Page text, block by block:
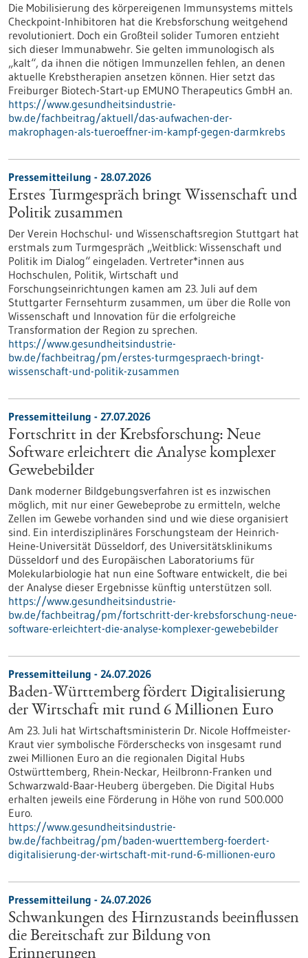
Die Mobilisierung des körpereigenen Immunsystems mittels
Checkpoint-Inhibitoren hat die Krebsforschung weitgehend
revolutioniert. Doch ein Großteil solider Tumoren entzieht
sich dieser Immunabwehr. Sie gelten immunologisch als
„kalt“, da ihnen die nötigen Immunzellen fehlen, an denen
aktuelle Krebstherapien ansetzen können. Hier setzt das
Freiburger Biotech-Start-up EMUNO Therapeutics GmbH an.
https://www.gesundheitsindustrie-
bw.de/fachbeitrag/aktuell/das-aufwachen-der-
makrophagen-als-tueroeffner-im-kampf-gegen-darmkrebs
Pressemitteilung - 28.07.2026
Erstes Turmgespräch bringt Wissenschaft und
Politik zusammen
Der Verein Hochschul- und Wissenschaftsregion Stuttgart hat
erstmals zum Turmgespräch „Weitblick: Wissenschaft und
Politik im Dialog“ eingeladen. Vertreter*innen aus
Hochschulen, Politik, Wirtschaft und
Forschungseinrichtungen kamen am 23. Juli auf dem
Stuttgarter Fernsehturm zusammen, um über die Rolle von
Wissenschaft und Innovation für die erfolgreiche
Transformation der Region zu sprechen.
https://www.gesundheitsindustrie-
bw.de/fachbeitrag/pm/erstes-turmgespraech-bringt-
wissenschaft-und-politik-zusammen
Pressemitteilung - 27.07.2026
Fortschritt in der Krebsforschung: Neue
Software erleichtert die Analyse komplexer
Gewebebilder
Dank moderner Bildgebungsverfahren ist es inzwischen
möglich, mit nur einer Gewebeprobe zu ermitteln, welche
Zellen im Gewebe vorhanden sind und wie diese organisiert
sind. Ein interdisziplinäres Forschungsteam der Heinrich-
Heine-Universität Düsseldorf, des Universitätsklinikums
Düsseldorf und des Europäischen Laboratoriums für
Molekularbiologie hat nun eine Software entwickelt, die bei
der Analyse dieser Ergebnisse künftig unterstützen soll.
https://www.gesundheitsindustrie-
bw.de/fachbeitrag/pm/fortschritt-der-krebsforschung-neue-
software-erleichtert-die-analyse-komplexer-gewebebilder
Pressemitteilung - 24.07.2026
Baden-Württemberg fördert Digitalisierung
der Wirtschaft mit rund 6 Millionen Euro
Am 23. Juli hat Wirtschaftsministerin Dr. Nicole Hoffmeister-
Kraut vier symbolische Förderschecks von insgesamt rund
zwei Millionen Euro an die regionalen Digital Hubs
Ostwürttemberg, Rhein-Neckar, Heilbronn-Franken und
Schwarzwald-Baar-Heuberg übergeben. Die Digital Hubs
erhalten jeweils eine Förderung in Höhe von rund 500.000
Euro.
https://www.gesundheitsindustrie-
bw.de/fachbeitrag/pm/baden-wuerttemberg-foerdert-
digitalisierung-der-wirtschaft-mit-rund-6-millionen-euro
Pressemitteilung - 24.07.2026
Schwankungen des Hirnzustands beeinflussen
die Bereitschaft zur Bildung von
Erinnerungen